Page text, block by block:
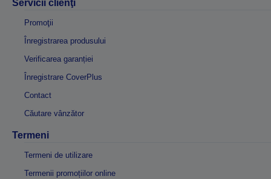
Servicii clienţi
Promoţii
Înregistrarea produsului
Verificarea garanției
Înregistrare CoverPlus
Contact
Căutare vânzător
Termeni
Termeni de utilizare
Termenii promoțiilor online